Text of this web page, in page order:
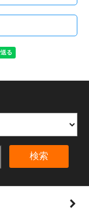
検索